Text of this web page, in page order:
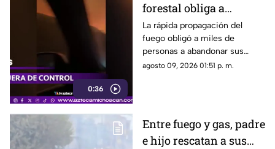
0:36
forestal obliga a
evacuar a más de 20
mil personas
La rápida propagación del
fuego obligó a miles de
personas a abandonar sus
hogares.
agosto 09, 2026 01:51 p. m.
Entre fuego y gas, padre
e hijo rescatan a sus